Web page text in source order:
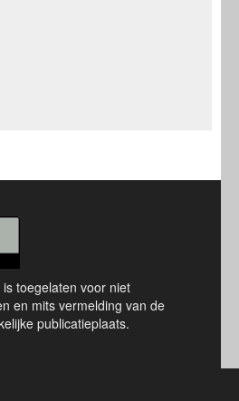
toegelaten voor niet
en mits vermelding van de
publicatieplaats.